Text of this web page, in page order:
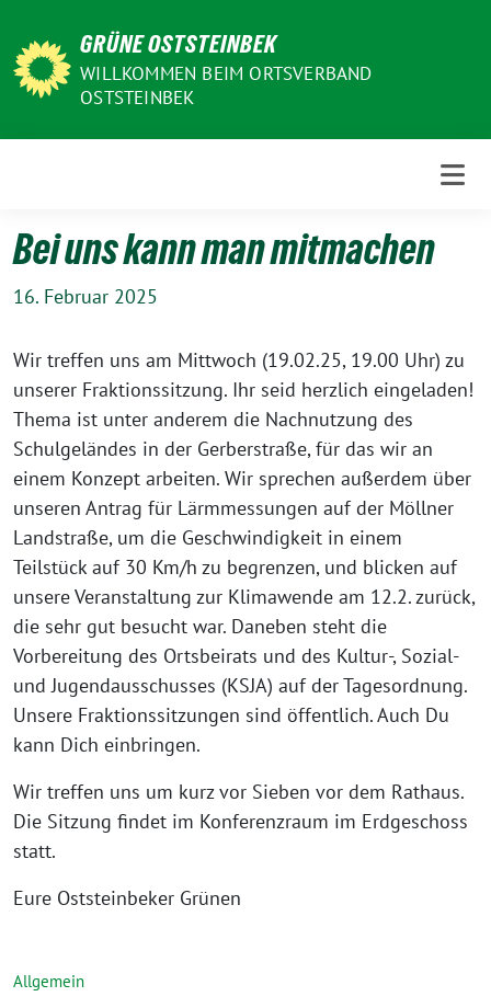
zum
Inhalt
GRÜNE OSTSTEINBEK
WILLKOMMEN BEIM ORTSVERBAND
OSTSTEINBEK
Bei uns kann man mitmachen
16. Februar 2025
Wir treffen uns am Mittwoch (19.02.25, 19.00 Uhr) zu
unserer Fraktionssitzung. Ihr seid herzlich eingeladen!
Thema ist unter anderem die Nachnutzung des
Schulgeländes in der Gerberstraße, für das wir an
einem Konzept arbeiten. Wir sprechen außerdem über
unseren Antrag für Lärmmessungen auf der Möllner
Landstraße, um die Geschwindigkeit in einem
Teilstück auf 30 Km/h zu begrenzen, und blicken auf
unsere Veranstaltung zur Klimawende am 12.2. zurück,
die sehr gut besucht war. Daneben steht die
Vorbereitung des Ortsbeirats und des Kultur-, Sozial-
und Jugendausschusses (KSJA) auf der Tagesordnung.
Unsere Fraktionssitzungen sind öffentlich. Auch Du
kann Dich einbringen.
Wir treffen uns um kurz vor Sieben vor dem Rathaus.
Die Sitzung findet im Konferenzraum im Erdgeschoss
statt.
Eure Oststeinbeker Grünen
Allgemein